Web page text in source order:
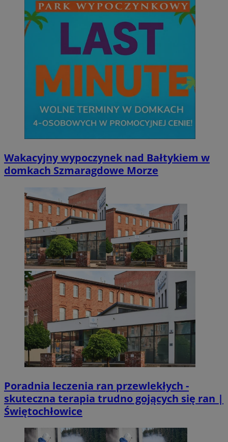
Wakacyjny wypoczynek nad Bałtykiem w
domkach Szmaragdowe Morze
Poradnia leczenia ran przewlekłych -
skuteczna terapia trudno gojących się ran |
Świętochłowice